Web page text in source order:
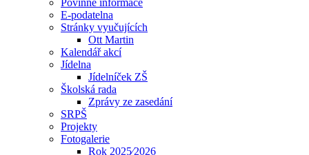
Povinné informace
E-podatelna
Stránky vyučujících
Ott Martin
Kalendář akcí
Jídelna
Jídelníček ZŠ
Školská rada
Zprávy ze zasedání
SRPŠ
Projekty
Fotogalerie
Rok 2025⁄2026